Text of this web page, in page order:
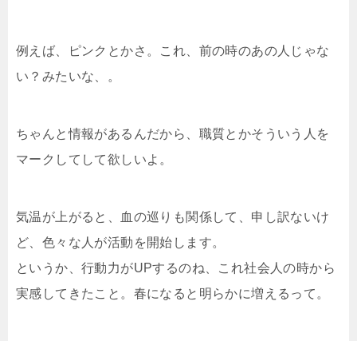
例えば、ピンクとかさ。これ、前の時のあの人じゃな
い？みたいな、。
ちゃんと情報があるんだから、職質とかそういう人を
マークしてして欲しいよ。
気温が上がると、血の巡りも関係して、申し訳ないけ
ど、色々な人が活動を開始します。
というか、行動力がUPするのね、これ社会人の時から
実感してきたこと。春になると明らかに増えるって。